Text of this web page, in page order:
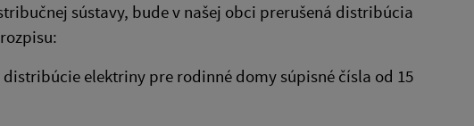
sústavy, bude v našej obci prerušená distribúcia
elektriny pre rodinné domy súpisné čísla od 15